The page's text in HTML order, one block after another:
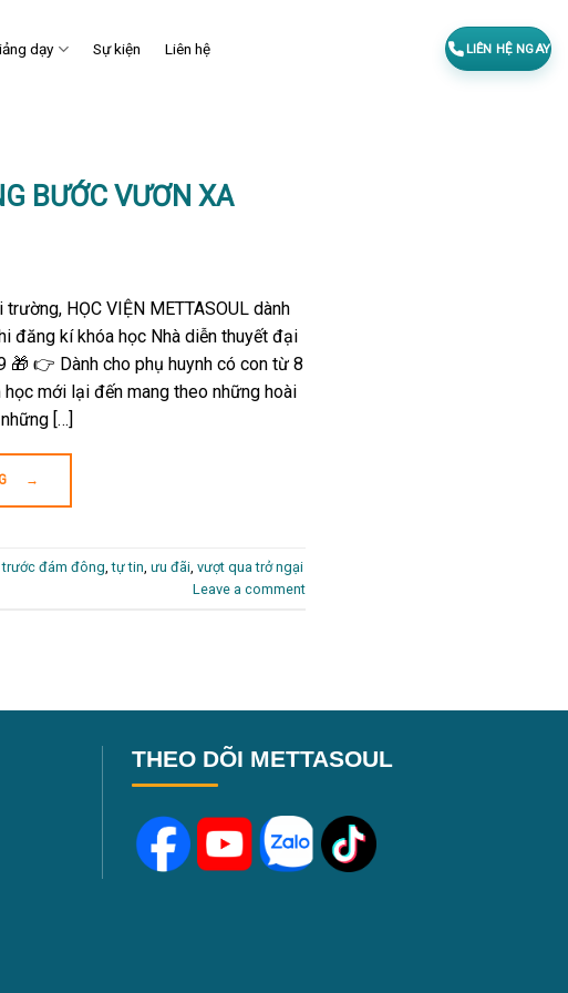
dạy Sự kiện Liên hệ LIÊN HỆ NGAY
BƯỚC VƯƠN XA
HỌC VIỆN METTASOUL dành
đăng kí khóa học Nhà diễn thuyết đại
🎁 👉 Dành cho phụ huynh có con từ 8
mới lại đến mang theo những hoài
[…]
→
trước đám đông ,tự tin ưu đãi vượt qua trở ngại
Leave a comment
THEO DÕI METTASOUL